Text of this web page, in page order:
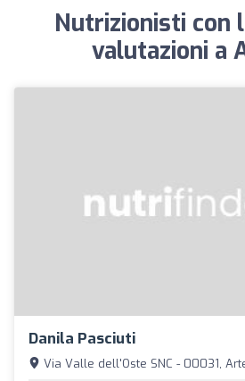
Nutrizionisti con
valutazioni a
Danila Pasciuti
Via Valle dell'Oste SNC - 00031,